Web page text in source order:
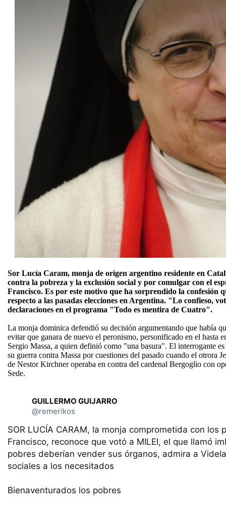
Sor Lucía Caram, monja de origen argentino residente en
contra la pobreza y la exclusión social y por comulgar con el
Francisco. Es por este motivo que ha sorprendido la confesión
respecto a las pasadas elecciones en Argentina. "Lo confieso,
declaraciones en el programa "Todo es mentira de Cuatro".
La monja dominica defendió su decisión argumentando que había
evitar que ganara de nuevo el peronismo, personificado en el hasta
Sergio Massa, a quien definió como "una basura". El interrogante
su guerra contra Massa por cuestiones del pasado cuando el otrora
de Nestor Kirchner operaba en contra del cardenal Bergoglio con
Sede.
GUILLERMO GUIJARRO
@remerikos
SOR LUCÍA CARAM, la monja comprometida con los
Francisco, reconoce que votó a MILEI, el que llamó
pobres deberían vender sus órganos, admira a
sociales a los necesitados
Bienaventurados los pobres